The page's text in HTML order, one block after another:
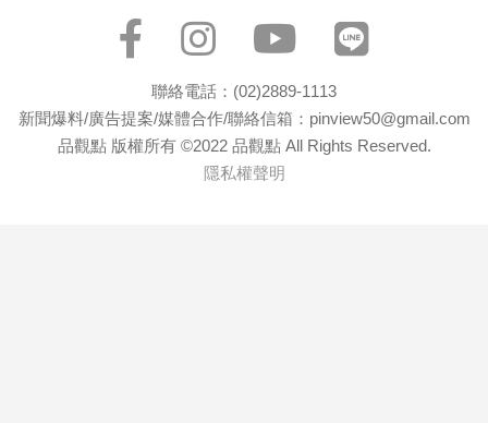
專
聯絡電話：(02)2889-1113
新聞爆料/廣告提案/媒體合作/聯絡信箱：pinview50@gmail.com
品觀點 版權所有 ©2022 品觀點 All Rights Reserved.
隱私權聲明